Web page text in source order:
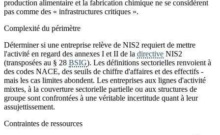
production alimentaire et la fabrication chimique ne se considèrent
pas comme des « infrastructures critiques ».
Complexité du périmètre
Déterminer si une entreprise relève de NIS2 requiert de mettre
l'activité en regard des annexes I et II de la directive NIS2
(transposées au § 28 BSIG). Les définitions sectorielles renvoient à
des codes NACE, des seuils de chiffre d'affaires et des effectifs -
mais les cas limites abondent. Les entreprises aux lignes d'activité
mixtes, à la couverture sectorielle partielle ou aux structures de
groupe sont confrontées à une véritable incertitude quant à leur
assujettissement.
Contraintes de ressources